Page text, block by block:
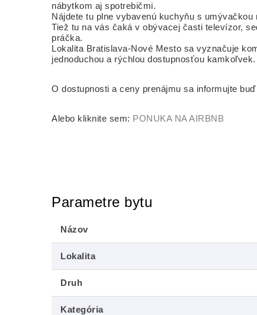
nábytkom aj spotrebičmi.
Nájdete tu plne vybavenú kuchyňu s
Tiež tu na vás čaká v obývacej časti televízor,
práčka.
Lokalita Bratislava-Nové Mesto sa vyznačuje
jednoduchou a rýchlou dostupnosťou kamkoľvek.
O dostupnosti a ceny prenájmu sa informujte
Alebo kliknite sem: PONUKA NA AIRBNB
Parametre bytu
Názov
Lokalita
Druh
Kategória